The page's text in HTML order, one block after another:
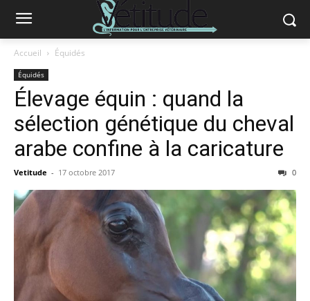
Accueil Équidés
Équidés
Élevage équin : quand la
sélection génétique du cheval
arabe confine à la caricature
Vetitude - 17 octobre 2017 0